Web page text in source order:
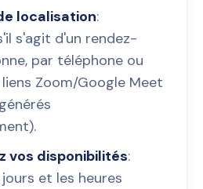
localisation:
s'agit d'un rendez-
par téléphone ou
Zoom/Google Meet
vos disponibilités:
et les heures